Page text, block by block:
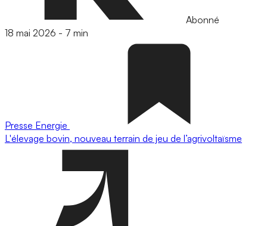
Abonné
18 mai 2026 - 7 min
Presse Energie
L'élevage bovin, nouveau terrain de jeu de l’agrivoltaïsme